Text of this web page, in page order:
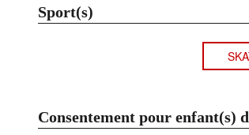
Sport(s)
Consentement pour enfant(s)